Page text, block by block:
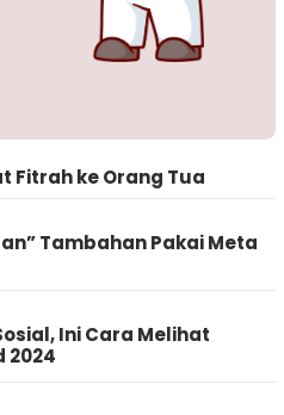
Fitrah ke Orang Tua
Tambahan Pakai Meta
Ini Cara Melihat
2024